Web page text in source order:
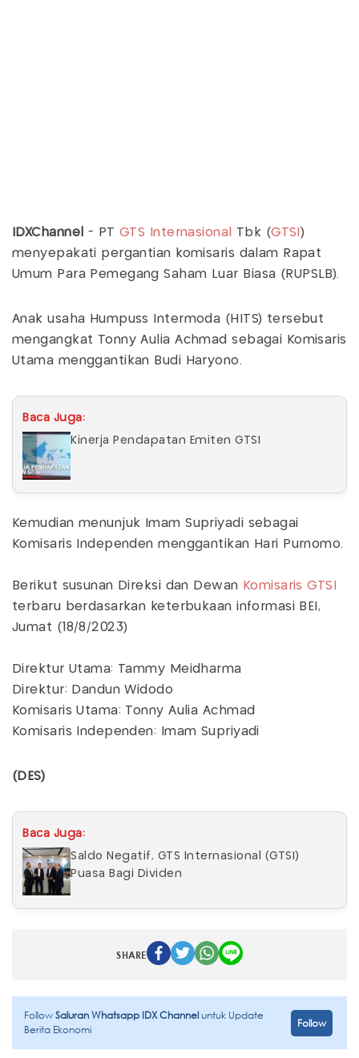
IDXChannel - PTGTS Internasional Tbk (GTSI )
menyepakati pergantian komisaris dalam Rapat
Umum Para Pemegang Saham Luar Biasa (RUPSLB).
Anak usaha Humpuss Intermoda (HITS) tersebut
mengangkat Tonny Aulia Achmad sebagai Komisaris
Utama menggantikan Budi Haryono.
Baca Juga:
Kinerja Pendapatan Emiten GTSI
Kemudian menunjuk Imam Supriyadi sebagai
Komisaris Independen menggantikan Hari Purnomo.
Berikut susunan Direksi dan Dewan Komisaris GTSI
terbaru berdasarkan keterbukaan informasi BEI,
Jumat (18/8/2023)
Direktur Utama: Tammy Meidharma
Direktur: Dandun Widodo
Komisaris Utama: Tonny Aulia Achmad
Komisaris Independen: Imam Supriyadi
(DES)
Baca Juga:
Saldo Negatif, GTS Internasional (GTSI)
Puasa Bagi Dividen
SHARE
FollowSaluran Whatsapp IDX Channeluntuk Update
Berita Ekonomi
Follow